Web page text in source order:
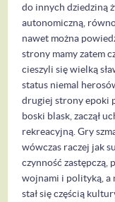
do innych dziedziną
autonomiczną,
nawet można
strony mamy zatem
cieszyli się wielką
status niemal
drugiej strony epoki
boski blask, zaczął
rekreacyjną. Gry
wówczas raczej jak
czynność zastępczą,
wojnami i polityką, a
stał się częścią